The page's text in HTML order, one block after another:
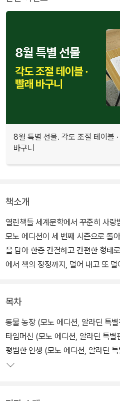
8월 특별 선물. 각도 조절 테이블 ·
바구니
책소개
열린책들 세계문학에서 꾸준히 사
모노 에디션이 세 번째 시즌으로 돌
을 담아 한층 간결하고 간편한 형태
에서 책의 장정까지, 덜어 내고 또
들과 만나 왔다면 모노 에디션은 엄
원이라는 파격적인 가격으로 좀 더
기회를 열어 준다.
최대한 덜어내되 디자인과 품질에
목차
동물 농장 (모노 에디션, 알라딘 특별
타임머신 (모노 에디션, 알라딘 특별
평범한 인생 (모노 에디션, 알라딘